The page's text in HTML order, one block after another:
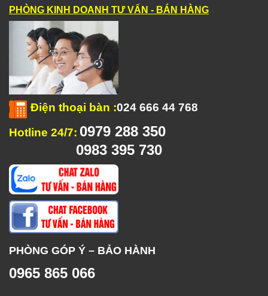
PHÒNG KINH DOANH TƯ VẤN - BÁN HÀNG
Điện thoại bàn :024 666 44 768
Hotline 24/7: 0979 288 350
0983 395 730
PHÒNG GÓP Ý – BẢO HÀNH
0965 865 066